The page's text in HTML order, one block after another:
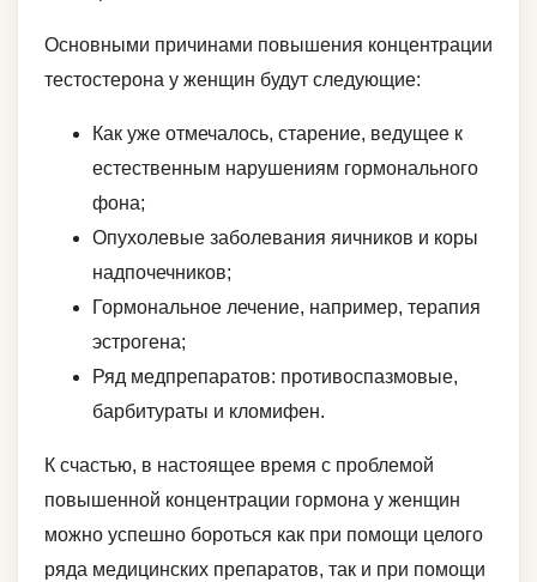
Основными причинами повышения концентрации
тестостерона у женщин будут следующие:
Как уже отмечалось, старение, ведущее к
естественным нарушениям гормонального
фона;
Опухолевые заболевания яичников и коры
надпочечников;
Гормональное лечение, например, терапия
эстрогена;
Ряд медпрепаратов: противоспазмовые,
барбитураты и кломифен.
К счастью, в настоящее время с проблемой
повышенной концентрации гормона у женщин
можно успешно бороться как при помощи целого
ряда медицинских препаратов, так и при помощи